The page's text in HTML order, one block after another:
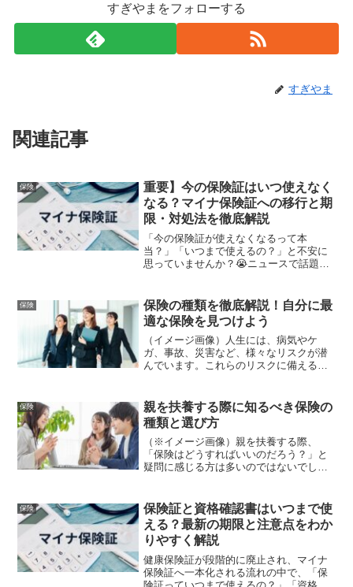
すぎやまをフォローする
すぎやま
関連記事
保険
重要】今の保険証はいつ使えなく
なる？マイナ保険証への移行と期
限・対処法を徹底解説
「今の保険証が使えなくなるって本
当？」「いつまで使えるの？」と不安に
思っていませんか？😭ニュースで話題に
す。 しかし、焦らなくて大丈夫です！✋
12月2日を過ぎたら、手元の保険証が突然
ただの紙切れになるわけではありませ
ん。この記事では、正確な廃止のスケジ
ュールや、マイナ保険証を作っていない
場合の救済措置、そして猶予期間につい
に安心して備えましょう！✨
保険
保険の種類を徹底解説！自分に最
適な保険を見つけよう
（イメージ画像）人生には、病気やケ
ガ、事故、災害など、様々なリスクが潜
んでいます。これらのリスクに備えるた
れを選べば良いか迷ってしまう方も多い
のではないでしょうか。本記...
保険
親を扶養する際に知るべき保険の
種類と選び方
（※イメージ画像）親を扶養する際、
「保険はどうすればいいのだろう？」と
疑問に感じる方は多いのではないでしょ
しておくことは非常に重要です。本記事
では、親を扶養する立場の方...
保険
保険証と資格確認書はいつまで使
える？最新の期限と注意点をわか
りやすく解説
健康保険証が段階的に廃止され、マイナ
保険証へ一本化される流れの中で、「保